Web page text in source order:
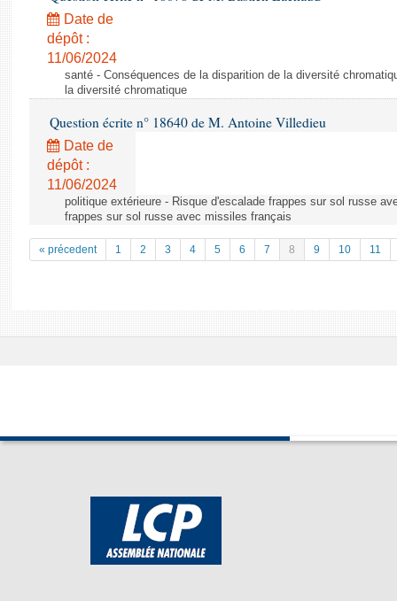
Date de
dépôt :
11/06/2024
santé - Conséquences de la disparition de la diversité
la diversité chromatique
Question écrite n° 18640 de M. Antoine Villedieu
Date de
dépôt :
11/06/2024
politique extérieure - Risque d'escalade frappes sur sol russe
frappes sur sol russe avec missiles français
« précedent 1 2 3 4 5 6 7 8 9 10 11